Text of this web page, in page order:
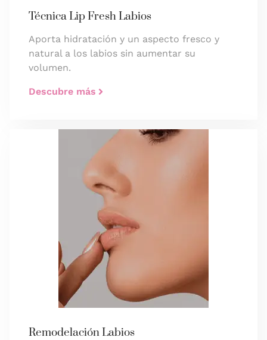
Técnica Lip Fresh Labios
Aporta hidratación y un aspecto fresco y
natural a los labios sin aumentar su
volumen.
Descubre más
Remodelación Labios